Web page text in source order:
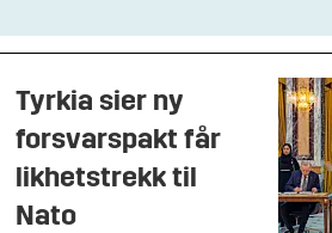
Tyrkia sier ny
forsvarspakt får
likhetstrekk til
Nato